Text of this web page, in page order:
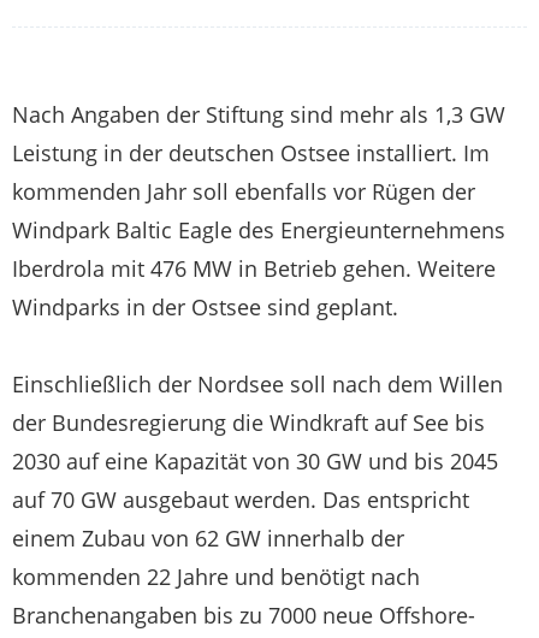
Nach Angaben der Stiftung sind mehr als 1,3 GW
Leistung in der deutschen Ostsee installiert. Im
kommenden Jahr soll ebenfalls vor Rügen der
Windpark Baltic Eagle des Energieunternehmens
Iberdrola mit 476 MW in Betrieb gehen. Weitere
Windparks in der Ostsee sind geplant.
Einschließlich der Nordsee soll nach dem Willen
der Bundesregierung die Windkraft auf See bis
2030 auf eine Kapazität von 30 GW und bis 2045
auf 70 GW ausgebaut werden. Das entspricht
einem Zubau von 62 GW innerhalb der
kommenden 22 Jahre und benötigt nach
Branchenangaben bis zu 7000 neue Offshore-